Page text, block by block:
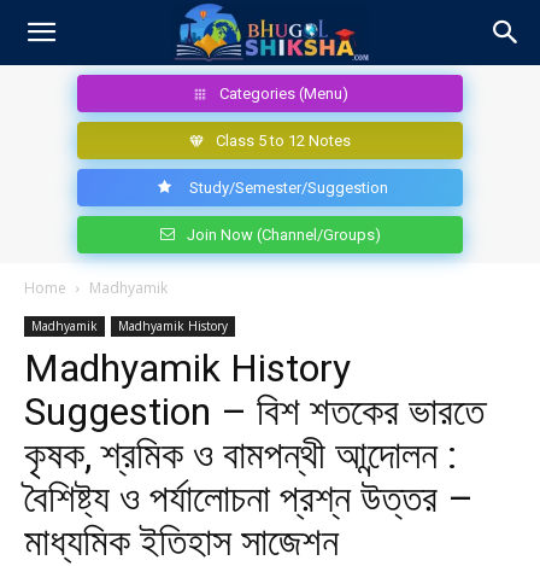
Categories (Menu)
Class 5 to 12 Notes
Study/Semester/Suggestion
Join Now (Channel/Groups)
Home Madhyamik
Madhyamik Madhyamik History
Madhyamik History
Suggestion – বিশ শতকের ভারতে
কৃষক, শ্রমিক ও বামপন্থী আন্দোলন :
বৈশিষ্ট্য ও পর্যালোচনা প্রশ্ন উত্তর –
মাধ্যমিক ইতিহাস সাজেশন